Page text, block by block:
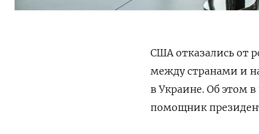
США отказались от
между странами и
в Украине. Об этом
помощник